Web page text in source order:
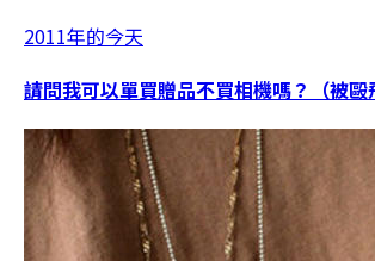
2011年的今天
請問我可以單買贈品不買相機嗎？（被毆